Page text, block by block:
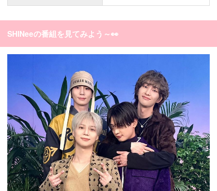
SHINeeの番組を見てみよう～👀